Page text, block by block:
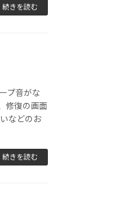
続きを読む
プ音がな
修復の画面
などのお
続きを読む